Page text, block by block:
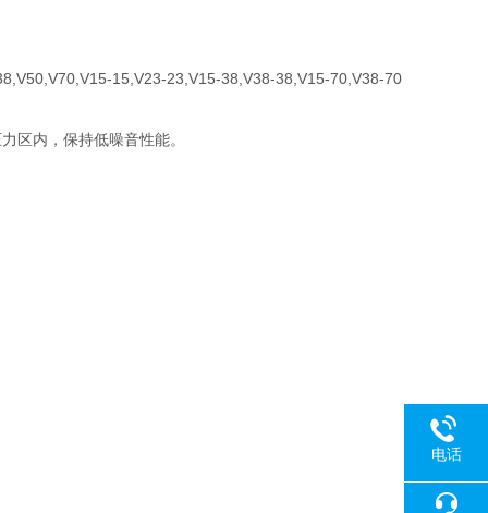
15,V23-23,V15-38,V38-38,V15-70,V38-70
区内，保持低噪音性能。
电话